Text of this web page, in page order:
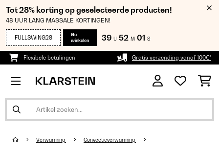
Tot 28% korting op geselecteerde producten!
48 UUR LANG MASSALE KORTINGEN!
FULLSWING28
Nu
winkelen
39 U 52 M 01 S
Flexibele betalingen Gratis verzending vanaf 100€*
Verwarming Convectieverwarming